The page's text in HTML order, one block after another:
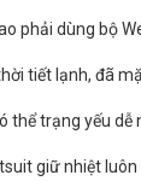
phải dùng bộ
tiết lạnh, đã
thể trạng yếu dễ
giữ nhiệt luôn